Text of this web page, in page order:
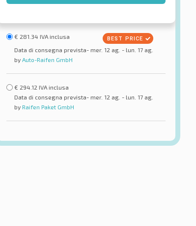
€ 281.34 IVA inclusa
Data di consegna prevista- mer. 12 ag. - lun. 17 ag.
by Auto-Raifen GmbH
€ 294.12 IVA inclusa
Data di consegna prevista- mer. 12 ag. - lun. 17 ag.
by Raifen Paket GmbH